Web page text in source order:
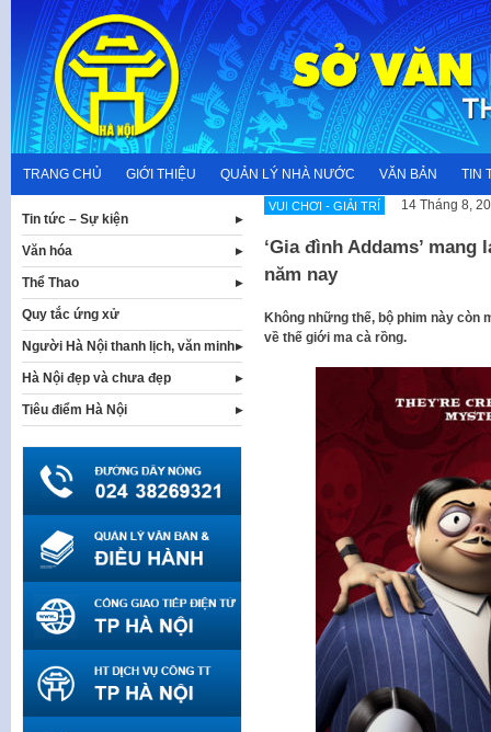
content
TRANG CHỦ GIỚI THIỆU QUẢN LÝ NHÀ NƯỚC VĂN BẢN TIN
VUI CHƠI - GIẢI TRÍ 14 Tháng 8,
‘Gia đình Addams’
năm nay
Không những thế, bộ phim này còn
về thế giới ma cà rồng.
Tin tức – Sự kiện
Văn hóa
Thể Thao
Quy tắc ứng xử
Người Hà Nội thanh lịch, văn minh
Hà Nội đẹp và chưa đẹp
Tiêu điểm Hà Nội